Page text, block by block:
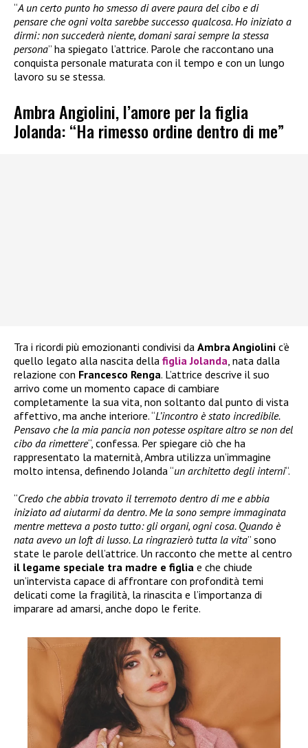
“A un certo punto ho smesso di avere paura del cibo e di
pensare che ogni volta sarebbe successo qualcosa. Ho iniziato a
dirmi: non succederà niente, domani sarai sempre la stessa
persona” ha spiegato l’attrice. Parole che raccontano una
conquista personale maturata con il tempo e con un lungo
lavoro su se stessa.
Ambra Angiolini, l’amore per la figlia
Jolanda: “Ha rimesso ordine dentro di me”
Tra i ricordi più emozionanti condivisi da Ambra Angiolini c’è
quello legato alla nascita della figlia Jolanda , nata dalla
relazione con Francesco Renga. L’attrice descrive il suo
arrivo come un momento capace di cambiare
completamente la sua vita, non soltanto dal punto di vista
affettivo, ma anche interiore. “L’incontro è stato incredibile.
Pensavo che la mia pancia non potesse ospitare altro se non del
cibo da rimettere“, confessa. Per spiegare ciò che ha
rappresentato la maternità, Ambra utilizza un’immagine
molto intensa, definendo Jolanda “un architetto degli interni“.
“Credo che abbia trovato il terremoto dentro di me e abbia
iniziato ad aiutarmi da dentro. Me la sono sempre immaginata
mentre metteva a posto tutto: gli organi, ogni cosa. Quando è
nata avevo un loft di lusso. La ringrazierò tutta la vita” sono
state le parole dell’attrice. Un racconto che mette al centro
il legame speciale tra madre e figlia e che chiude
un’intervista capace di affrontare con profondità temi
delicati come la fragilità, la rinascita e l’importanza di
imparare ad amarsi, anche dopo le ferite.